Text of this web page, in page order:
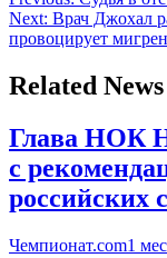
Next: Врач Джохал
провоцирует
Related News
Глава НОК
с
российских
Чемпионат.com1